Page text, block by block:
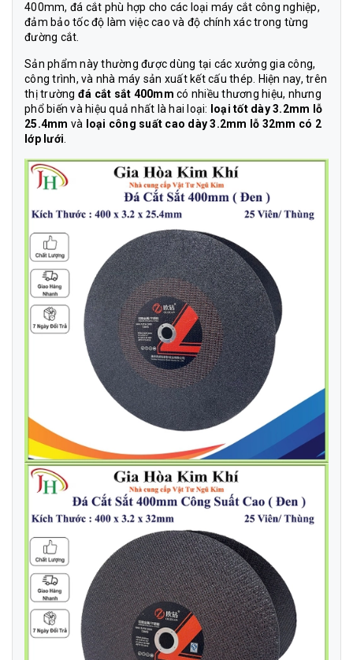
400mm, đá cắt phù hợp cho các loại máy cắt công nghiệp,
đảm bảo tốc độ làm việc cao và độ chính xác trong từng
đường cắt.
Sản phẩm này thường được dùng tại các xưởng gia công,
công trình, và nhà máy sản xuất kết cấu thép. Hiện nay, trên
thị trường đá cắt sắt 400mm có nhiều thương hiệu, nhưng
phổ biến và hiệu quả nhất là hai loại:
loại tốt dày 3.2mm lỗ
25.4mm và
loại công suất cao dày 3.2mm lỗ 32mm có 2
lớp lưới